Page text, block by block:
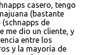
casero, tengo
(bastante
de
me dio un cliente, y
entre los
y la mayoría de